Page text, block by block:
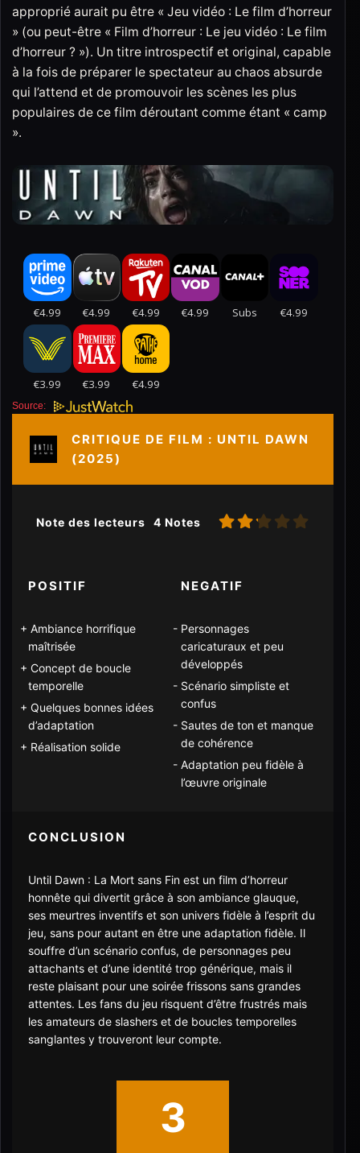
approprié aurait pu être « Jeu vidéo : Le film d’horreur
» (ou peut-être « Film d’horreur : Le jeu vidéo : Le film
d’horreur ? »). Un titre introspectif et original, capable
à la fois de préparer le spectateur au chaos absurde
qui l’attend et de promouvoir les scènes les plus
populaires de ce film déroutant comme étant « camp
».
Source:
CRITIQUE DE FILM : UNTIL DAWN
(2025)
CONCLUSION
Until Dawn : La Mort sans Fin est un film d’horreur
honnête qui divertit grâce à son ambiance glauque,
ses meurtres inventifs et son univers fidèle à l’esprit du
jeu, sans pour autant en être une adaptation fidèle. Il
souffre d’un scénario confus, de personnages peu
attachants et d’une identité trop générique, mais il
reste plaisant pour une soirée frissons sans grandes
attentes. Les fans du jeu risquent d’être frustrés mais
les amateurs de slashers et de boucles temporelles
sanglantes y trouveront leur compte.
Note des lecteurs 4 Notes
POSITIF
Ambiance horrifique
maîtrisée
Concept de boucle
temporelle
Quelques bonnes idées
d’adaptation
Réalisation solide
NEGATIF
Personnages
caricaturaux et peu
développés
Scénario simpliste et
confus
Sautes de ton et manque
de cohérence
Adaptation peu fidèle à
l’œuvre originale
3